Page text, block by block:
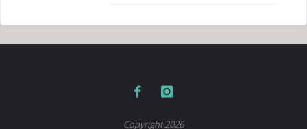
Copyright 2026